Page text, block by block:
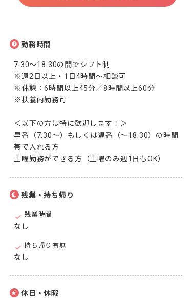
勤務時間
7:30～18:30の間でシフト制
※週2日以上・1日4時間～相談可
※休憩：6時間以上45分／8時間以上60分
※扶養内勤務可
＜以下の方は特に歓迎します！＞
早番（7:30～）もしくは遅番（～18:30）の時間
帯で入れる方
土曜勤務ができる方（土曜のみ週1日もOK）
残業・持ち帰り
残業時間
なし
持ち帰り有無
なし
休日・休暇